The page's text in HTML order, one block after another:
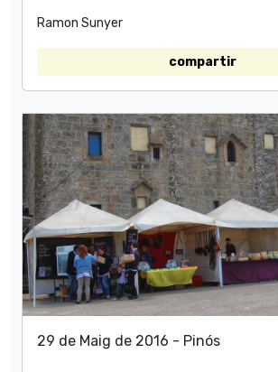
Ramon Sunyer
compartir
29 de Maig de 2016 - Pinós